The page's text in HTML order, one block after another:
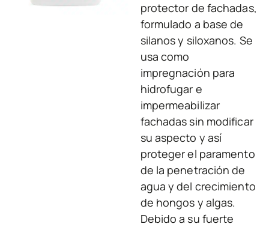
protector de fachadas,
formulado a base de
silanos y siloxanos. Se
usa como
impregnación para
hidrofugar e
impermeabilizar
fachadas sin modificar
su aspecto y así
proteger el paramento
de la penetración de
agua y del crecimiento
de hongos y algas.
Debido a su fuerte